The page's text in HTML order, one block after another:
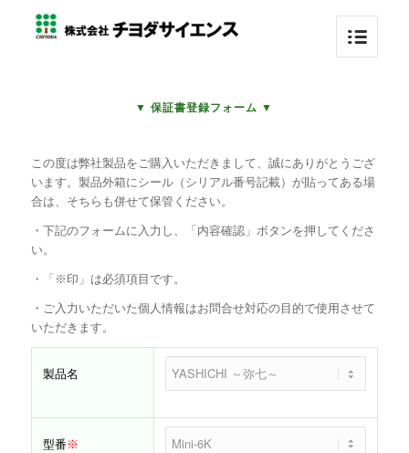
▼ 保証書登録フォーム ▼
この度は弊社製品をご購入いただきまして、誠にありがとうござ
います。製品外箱にシール（シリアル番号記載）が貼ってある場
合は、そちらも併せて保管ください。
・下記のフォームに入力し、「内容確認」ボタンを押してくださ
い。
・「※印」は必須項目です。
・ご入力いただいた個人情報はお問合せ対応の目的で使用させて
いただきます。
製品名
型番 ※